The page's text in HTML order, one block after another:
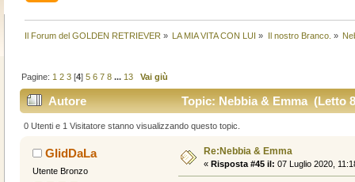
Il Forum del GOLDEN RETRIEVER » LA MIA VITA CON LUI » Il nostro Branco. »
Pagine: 1 2 3 [4]5 6 7 8 ... 13 Vai giù
Autore Topic: Nebbia & Emma (Letto
0 Utenti e 1 Visitatore stanno visualizzando questo topic.
GIidDaLa
Utente Bronzo
Re:Nebbia & Emma
« Risposta #45 il: 07 Luglio 2020,